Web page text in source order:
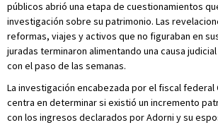
públicos abrió una etapa de cuestionamientos
investigación sobre su patrimonio. Las
reformas, viajes y activos que no figuraban en
juradas terminaron alimentando una causa
con el paso de las semanas.
La investigación encabezada por el fiscal federal
centra en determinar si existió un incremento
con los ingresos declarados por Adorni y su